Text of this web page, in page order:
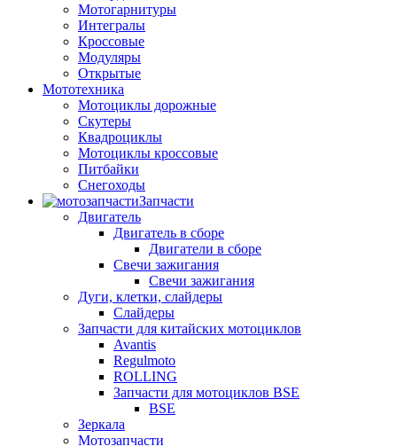
Мотогарнитуры
Интегралы
Кроссовые
Модуляры
Открытые
Мототехника
Мотоциклы дорожные
Скутеры
Квадроциклы
Мотоциклы кроссовые
Питбайки
Снегоходы
Запчасти
Двигатель
Двигатель в сборе
Двигатели в сборе
Свечи зажигания
Свечи зажигания
Дуги, клетки, слайдеры
Слайдеры
Запчасти для китайских мотоциклов
Avantis
Regulmoto
ROLLING
Запчасти для мотоциклов BSE
BSE
Зеркала
Мотозапчасти